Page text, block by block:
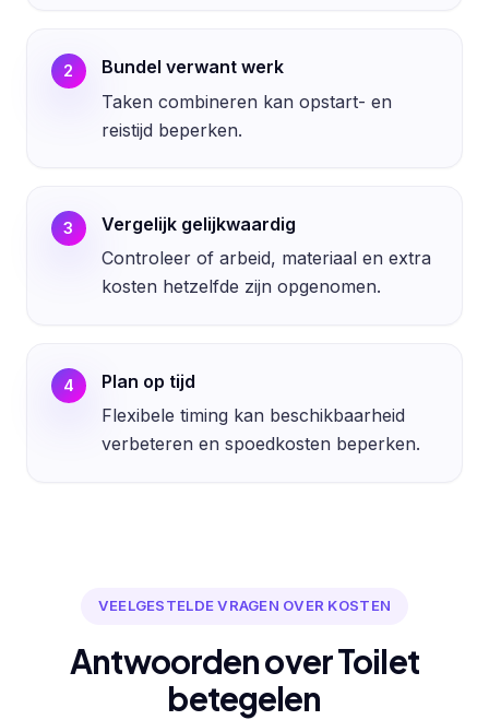
2
Bundel verwant werk
Taken combineren kan opstart- en
reistijd beperken.
3
Vergelijk gelijkwaardig
Controleer of arbeid, materiaal en extra
kosten hetzelfde zijn opgenomen.
4
Plan op tijd
Flexibele timing kan beschikbaarheid
verbeteren en spoedkosten beperken.
VEELGESTELDE VRAGEN OVER KOSTEN
Antwoorden over Toilet
betegelen